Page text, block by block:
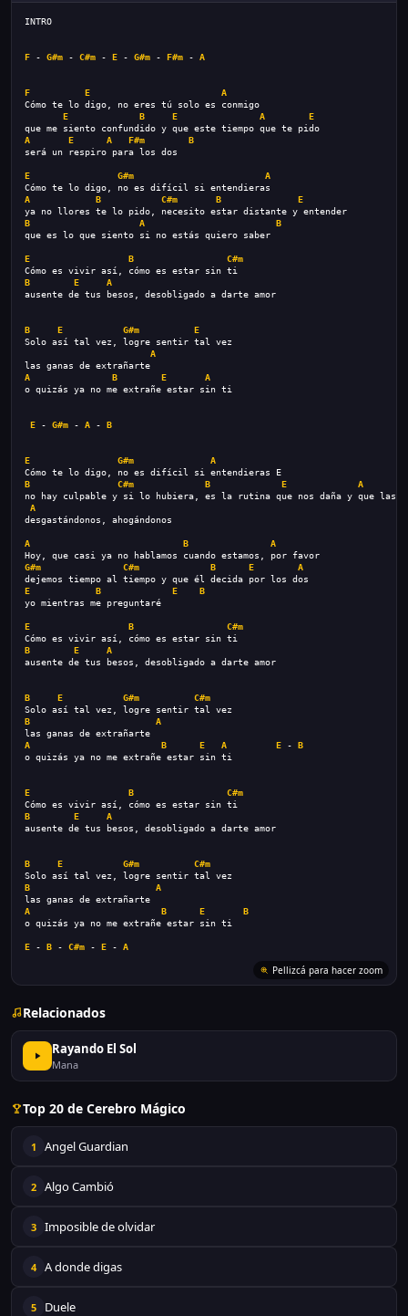
INTRO
F - G#m - C#m - E - G#m - F#m - A
F E
A
Cómo te lo digo, no eres tú solo es conmigo
E
B E A
E
que me siento confundido y que este tiempo que te pido
A
E A F#m
B
será un respiro para los dos
E G#m
A
Cómo te lo digo, no es difícil si entendieras
A
B C#m B
E
ya no llores te lo pido, necesito estar distante y entender
B
A
B
que es lo que siento si no estás quiero saber
E B
C#m
Cómo es vivir así, cómo es estar sin ti
B
E
A
ausente de tus besos, desobligado a darte amor
B E G#m
E
Solo así tal vez, logre sentir tal vez
A
las ganas de extrañarte
A
B E
A
o quizás ya no me extrañe estar sin ti
E - G#m - A - B
E G#m
A
Cómo te lo digo, no es difícil si entendieras E
B
C#m B E
A
no hay culpable y si lo hubiera, es la rutina que nos daña y que
A
desgastándonos, ahogándonos
A B
A
Hoy, que casi ya no hablamos cuando estamos, por favor
G#m
C#m B E
A
dejemos tiempo al tiempo y que él decida por los dos
E
B E
B
yo mientras me preguntaré
E B
C#m
Cómo es vivir así, cómo es estar sin ti
B
E
A
ausente de tus besos, desobligado a darte amor
B E G#m
C#m
Solo así tal vez, logre sentir tal vez
B
A
las ganas de extrañarte
A
B E A E - B
o quizás ya no me extrañe estar sin ti
E B
C#m
Cómo es vivir así, cómo es estar sin ti
B
E
A
ausente de tus besos, desobligado a darte amor
B E G#m
C#m
Solo así tal vez, logre sentir tal vez
B
A
las ganas de extrañarte
A
B E
B
o quizás ya no me extrañe estar sin ti
E - B - C#m - E - A
Pellizcá para hacer zoom
Relacionados
Rayando El Sol
Mana
Top 20 de Cerebro Mágico
1 Angel Guardian
2 Algo Cambió
3 Imposible de olvidar
4 A donde digas
5 Duele